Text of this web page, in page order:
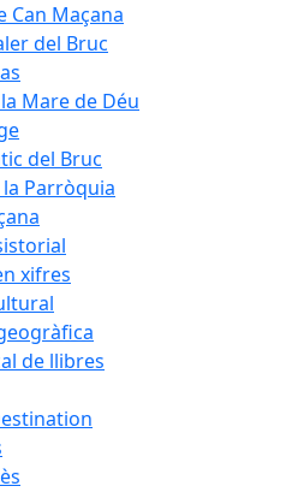
Can Maçana
del Bruc
Mare de Déu
del Bruc
Parròquia
xifres
de llibres